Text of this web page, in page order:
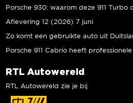
Aflevering 12 (2026) 7 juni
RTL Autowereld
RTL Autowereld zie je bij